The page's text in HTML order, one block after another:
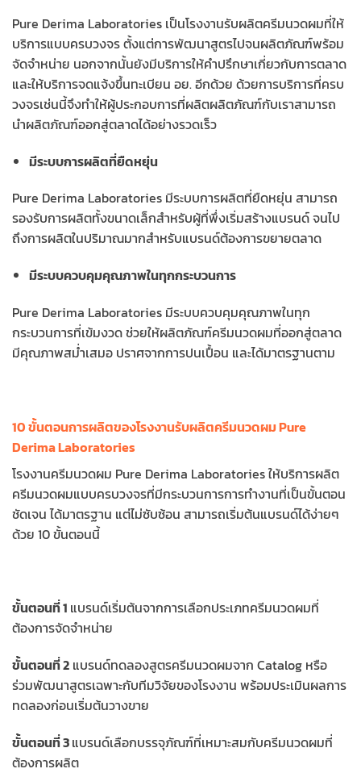
Pure Derima Laboratories เป็นโรงงานรับผลิตครีมนวดผมที่ให้
บริการแบบครบวงจร ตั้งแต่การพัฒนาสูตรไปจนผลิตภัณฑ์พร้อม
จัดจำหน่าย นอกจากนั้นยังมีบริการให้คำปรึกษาเกี่ยวกับการตลาด
และให้บริการจดแจ้งขึ้นทะเบียน อย. อีกด้วย ด้วยการบริการที่ครบ
วงจรเช่นนี้จึงทำให้ผู้ประกอบการที่ผลิตผลิตภัณฑ์กับเราสามารถ
นำผลิตภัณฑ์ออกสู่ตลาดได้อย่างรวดเร็ว
มีระบบการผลิตที่ยืดหยุ่น
Pure Derima Laboratories มีระบบการผลิตที่ยืดหยุ่น สามารถ
รองรับการผลิตทั้งขนาดเล็กสำหรับผู้ที่พึ่งเริ่มสร้างแบรนด์ จนไป
ถึงการผลิตในปริมาณมากสำหรับแบรนด์ต้องการขยายตลาด
มีระบบควบคุมคุณภาพในทุกกระบวนการ
Pure Derima Laboratories มีระบบควบคุมคุณภาพในทุก
กระบวนการที่เข้มงวด ช่วยให้ผลิตภัณฑ์ครีมนวดผมที่ออกสู่ตลาด
มีคุณภาพสม่ำเสมอ ปราศจากการปนเปื้อน และได้มาตรฐานตาม
10 ขั้นตอนการผลิตของโรงงานรับผลิตครีมนวดผม Pure
Derima Laboratories
โรงงานครีมนวดผม Pure Derima Laboratories ให้บริการผลิต
ครีมนวดผมแบบครบวงจรที่มีกระบวนการการทำงานที่เป็นขั้นตอน
ชัดเจน ได้มาตรฐาน แต่ไม่ซับซ้อน สามารถเริ่มต้นแบรนด์ได้ง่ายๆ
ด้วย 10 ขั้นตอนนี้
ขั้นตอนที่ 1 แบรนด์เริ่มต้นจากการเลือกประเภทครีมนวดผมที่
ต้องการจัดจำหน่าย
ขั้นตอนที่ 2 แบรนด์ทดลองสูตรครีมนวดผมจาก Catalog หรือ
ร่วมพัฒนาสูตรเฉพาะกับทีมวิจัยของโรงงาน พร้อมประเมินผลการ
ทดลองก่อนเริ่มต้นวางขาย
ขั้นตอนที่ 3แบรนด์เลือกบรรจุภัณฑ์ที่เหมาะสมกับครีมนวดผมที่
ต้องการผลิต